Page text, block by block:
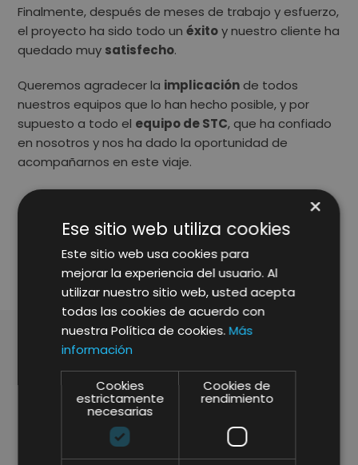
Finalmente, después de meses de trabajo y esfuerzo,
el proyecto ha sido todo unéxito y nuestro cliente ha
quedado muy satisfecho.
Queremos agradecer la implicación de todos
nuestros equipos que lo han hecho posible, y por
supuesto a todo el equipo de STC, que ha confiado
en nosotros y nos ha dado la oportunidad de
acompañarnos en este viaje.
SHARE
ARTÍCULOS RELACIONADOS
×
Ese sitio web utiliza cookies
Este sitio web usa cookies para
mejorar la experiencia del usuario. Al
utilizar nuestro sitio web, usted acepta
todas las cookies de acuerdo con
nuestra Política de cookies.Más
información
Cookies
estrictamente
necesarias
Cookies de
rendimiento